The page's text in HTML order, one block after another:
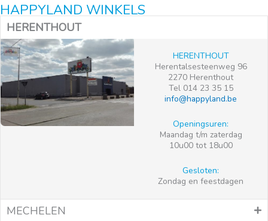
HAPPYLAND WINKELS
HERENTHOUT
HERENTHOUT
Herentalsesteenweg 96
2270 Herenthout
Tel 014 23 35 15
info@happyland.be
Openingsuren:
Maandag t/m zaterdag
10u00 tot 18u00
Gesloten:
Zondag en feestdagen
MECHELEN